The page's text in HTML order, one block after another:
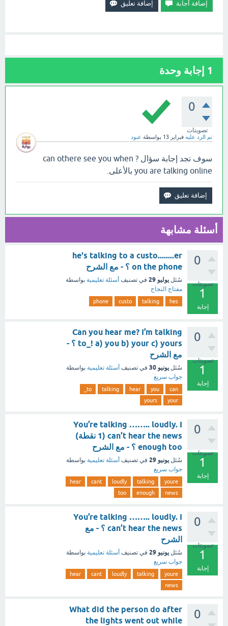
1 إجابة وحدة
0
تصويتات
تم الرد عليه فبراير 13 بواسطة عبود
سوف تجد إجابة سؤال ? can othere see you when
you are talking online بالأعلى.
أسئلة مشابهة
0
تصويتات
1
إجابة
he's talking to a custo........er
on the phone ؟ - مع الشرح
سُئل يوليو 29 في تصنيف أسئلة تعليمية بواسطة
مفتاح النجاح
hes
talking
custo
phone
0
تصويتات
1
إجابة
Can you hear me? I’m talking
to_! a) you b) your c) yours ؟ -
مع الشرح
سُئل يونيو 30 في تصنيف أسئلة تعليمية بواسطة
جواب سريع
can
you
hear
talking
to_
your
yours
0
تصويتات
1
إجابة
You’re talking …….. loudly. I
can’t hear the news (1 نقطة)
enough too ؟ - مع الشرح
سُئل يونيو 29 في تصنيف أسئلة تعليمية بواسطة
جواب سريع
youre
talking
loudly
cant
hear
news
enough
too
0
تصويتات
1
إجابة
You’re talking …….. loudly. I
can’t hear the news ؟ - مع
الشرح
سُئل يونيو 29 في تصنيف أسئلة تعليمية بواسطة
جواب سريع
youre
talking
loudly
cant
hear
news
0
What did the person do after
the lights went out while